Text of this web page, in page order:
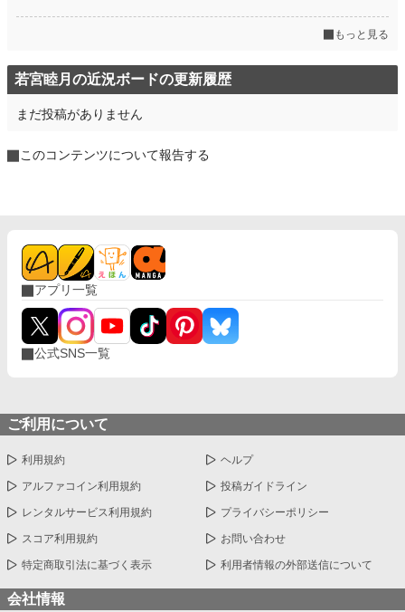
もっと見る
若宮睦月の近況ボードの更新履歴
まだ投稿がありません
このコンテンツについて報告する
アプリ一覧
公式SNS一覧
ご利用について
利用規約 ヘルプ
アルファコイン利用規約 投稿ガイドライン
レンタルサービス利用規約 プライバシーポリシー
スコア利用規約 お問い合わせ
特定商取引法に基づく表示 利用者情報の外部送信について
会社情報